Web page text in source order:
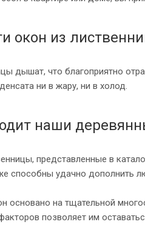
окон из
дышат, что благоприятно
ни в жару, ни в холод.
наши
представленные в
способны удачно дополнить
основано на тщательной
позволяет им